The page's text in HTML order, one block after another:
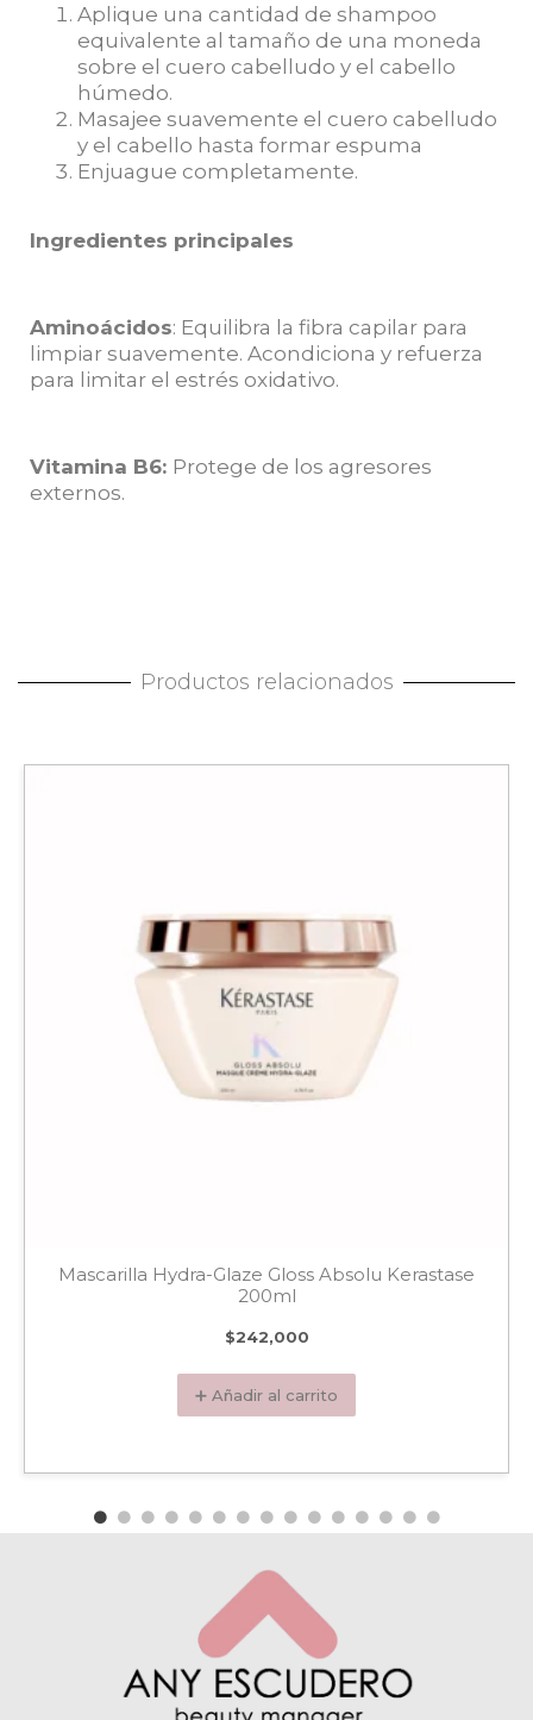
Aplique una cantidad de shampoo
equivalente al tamaño de una moneda
sobre el cuero cabelludo y el cabello
húmedo.
Masajee suavemente el cuero cabelludo
y el cabello hasta formar espuma
Enjuague completamente.
Ingredientes principales
Aminoácidos: Equilibra la fibra capilar para
limpiar suavemente. Acondiciona y refuerza
para limitar el estrés oxidativo.
Vitamina B6: Protege de los agresores
externos.
Productos relacionados
Mascarilla Hydra-Glaze Gloss Absolu Kerastase
200ml
$242,000
➕ Añadir al carrito